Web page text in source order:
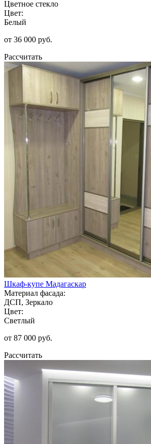
Цветное стекло
Цвет:
Белый
от 36 000 руб.
Рассчитать
Шкаф-купе Мадагаскар
Материал фасада:
ДСП, Зеркало
Цвет:
Светлый
от 87 000 руб.
Рассчитать